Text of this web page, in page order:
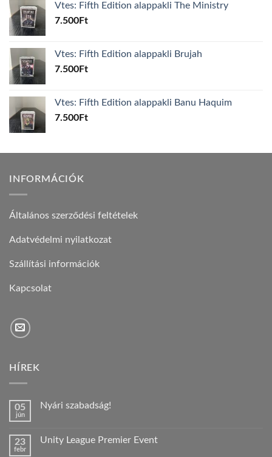
Vtes: Fifth Edition alappakli The Ministry
7.500Ft
Vtes: Fifth Edition alappakli Brujah
7.500Ft
Vtes: Fifth Edition alappakli Banu Haquim
7.500Ft
INFORMÁCIÓK
Általános szerződési feltételek
Adatvédelmi nyilatkozat
Szállítási információk
Kapcsolat
HÍREK
05
jún
Nyári szabadság!
Nyári
23
febr
Unity League Premier Event